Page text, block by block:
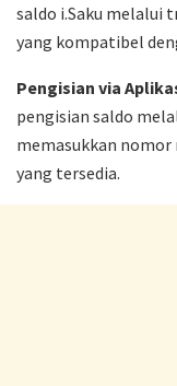
saldo i.Saku melalui
yang kompatibel
Pengisian via
pengisian saldo
memasukkan
yang tersedia.